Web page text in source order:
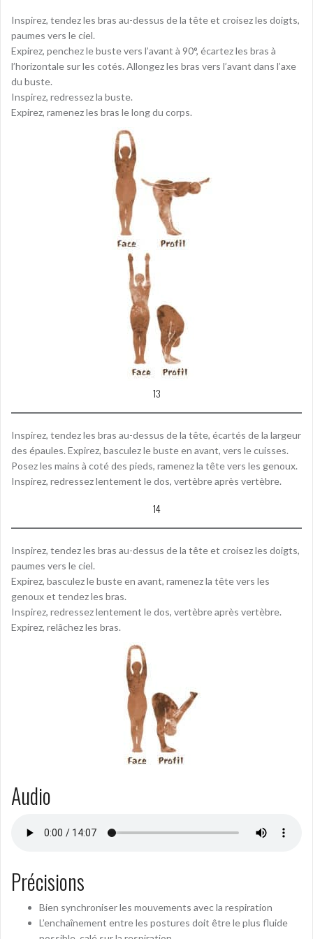
Inspirez, tendez les bras au-dessus de la tête et croisez les doigts,
paumes vers le ciel.
Expirez, penchez le buste vers l’avant à 90°, écartez les bras à
l’horizontale sur les cotés. Allongez les bras vers l’avant dans l’axe
du buste.
Inspirez, redressez la buste.
Expirez, ramenez les bras le long du corps.
13
Inspirez, tendez les bras au-dessus de la tête, écartés de la largeur
des épaules. Expirez, basculez le buste en avant, vers le cuisses.
Posez les mains à coté des pieds, ramenez la tête vers les genoux.
Inspirez, redressez lentement le dos, vertèbre après vertèbre.
14
Inspirez, tendez les bras au-dessus de la tête et croisez les doigts,
paumes vers le ciel.
Expirez, basculez le buste en avant, ramenez la tête vers les
genoux et tendez les bras.
Inspirez, redressez lentement le dos, vertèbre après vertèbre.
Expirez, relâchez les bras.
Audio
Précisions
Bien synchroniser les mouvements avec la respiration
L’enchaînement entre les postures doit être le plus fluide